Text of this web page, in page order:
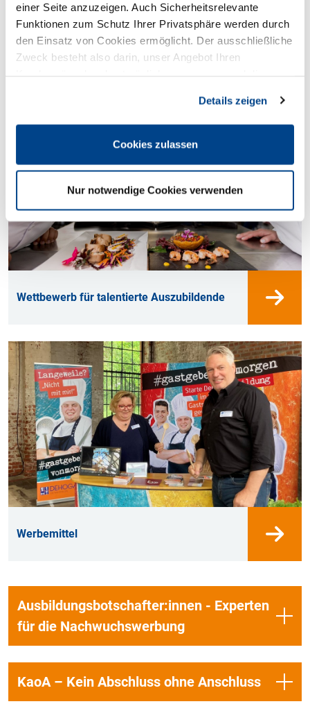
einer Seite anzuzeigen. Auch Sicherheitsrelevante
Funktionen zum Schutz Ihrer Privatsphäre werden durch
den Einsatz von Cookies ermöglicht. Der ausschließliche
Zweck besteht also darin, unser Angebot Ihren
Details zeigen
Cookies zulassen
Nur notwendige Cookies verwenden
Jetzt zertifizieren lassen!
Wettbewerb für talentierte Auszubildende
Werbemittel
Ausbildungsbotschafter:innen - Experten
für die Nachwuchswerbung
KaoA – Kein Abschluss ohne Anschluss